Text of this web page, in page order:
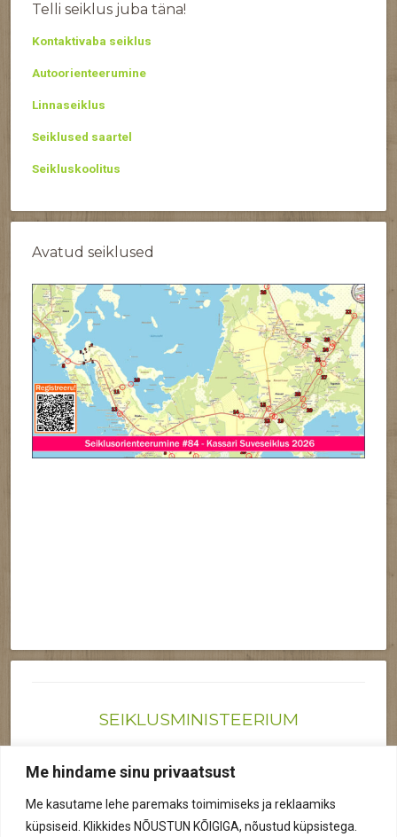
Me hindame sinu privaatsust
Me kasutame lehe paremaks toimimiseks ja reklaamiks
küpsiseid. Klikkides NÕUSTUN KÕIGIGA, nõustud küpsistega.
Telli seiklus juba täna!
Kontaktivaba seiklus
Autoorienteerumine
Linnaseiklus
Seiklused saartel
Seikluskoolitus
Avatud seiklused
SEIKLUSMINISTEERIUM
Reg nr: 12041719